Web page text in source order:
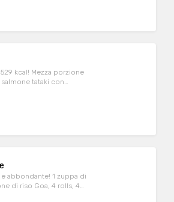
kcal! Mezza porzione
tataki con
abbondante! 1 zuppa di
di riso Goa, 4 rolls, 4